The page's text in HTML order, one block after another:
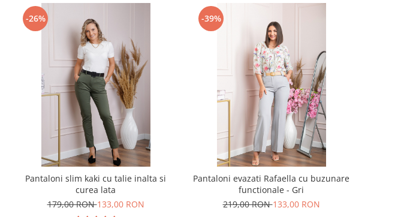
-26%
Pantaloni slim kaki cu talie inalta si
curea lata
179,00 RON133,00 RON
-39%
Pantaloni evazati Rafaella cu buzunare
functionale - Gri
219,00 RON133,00 RON